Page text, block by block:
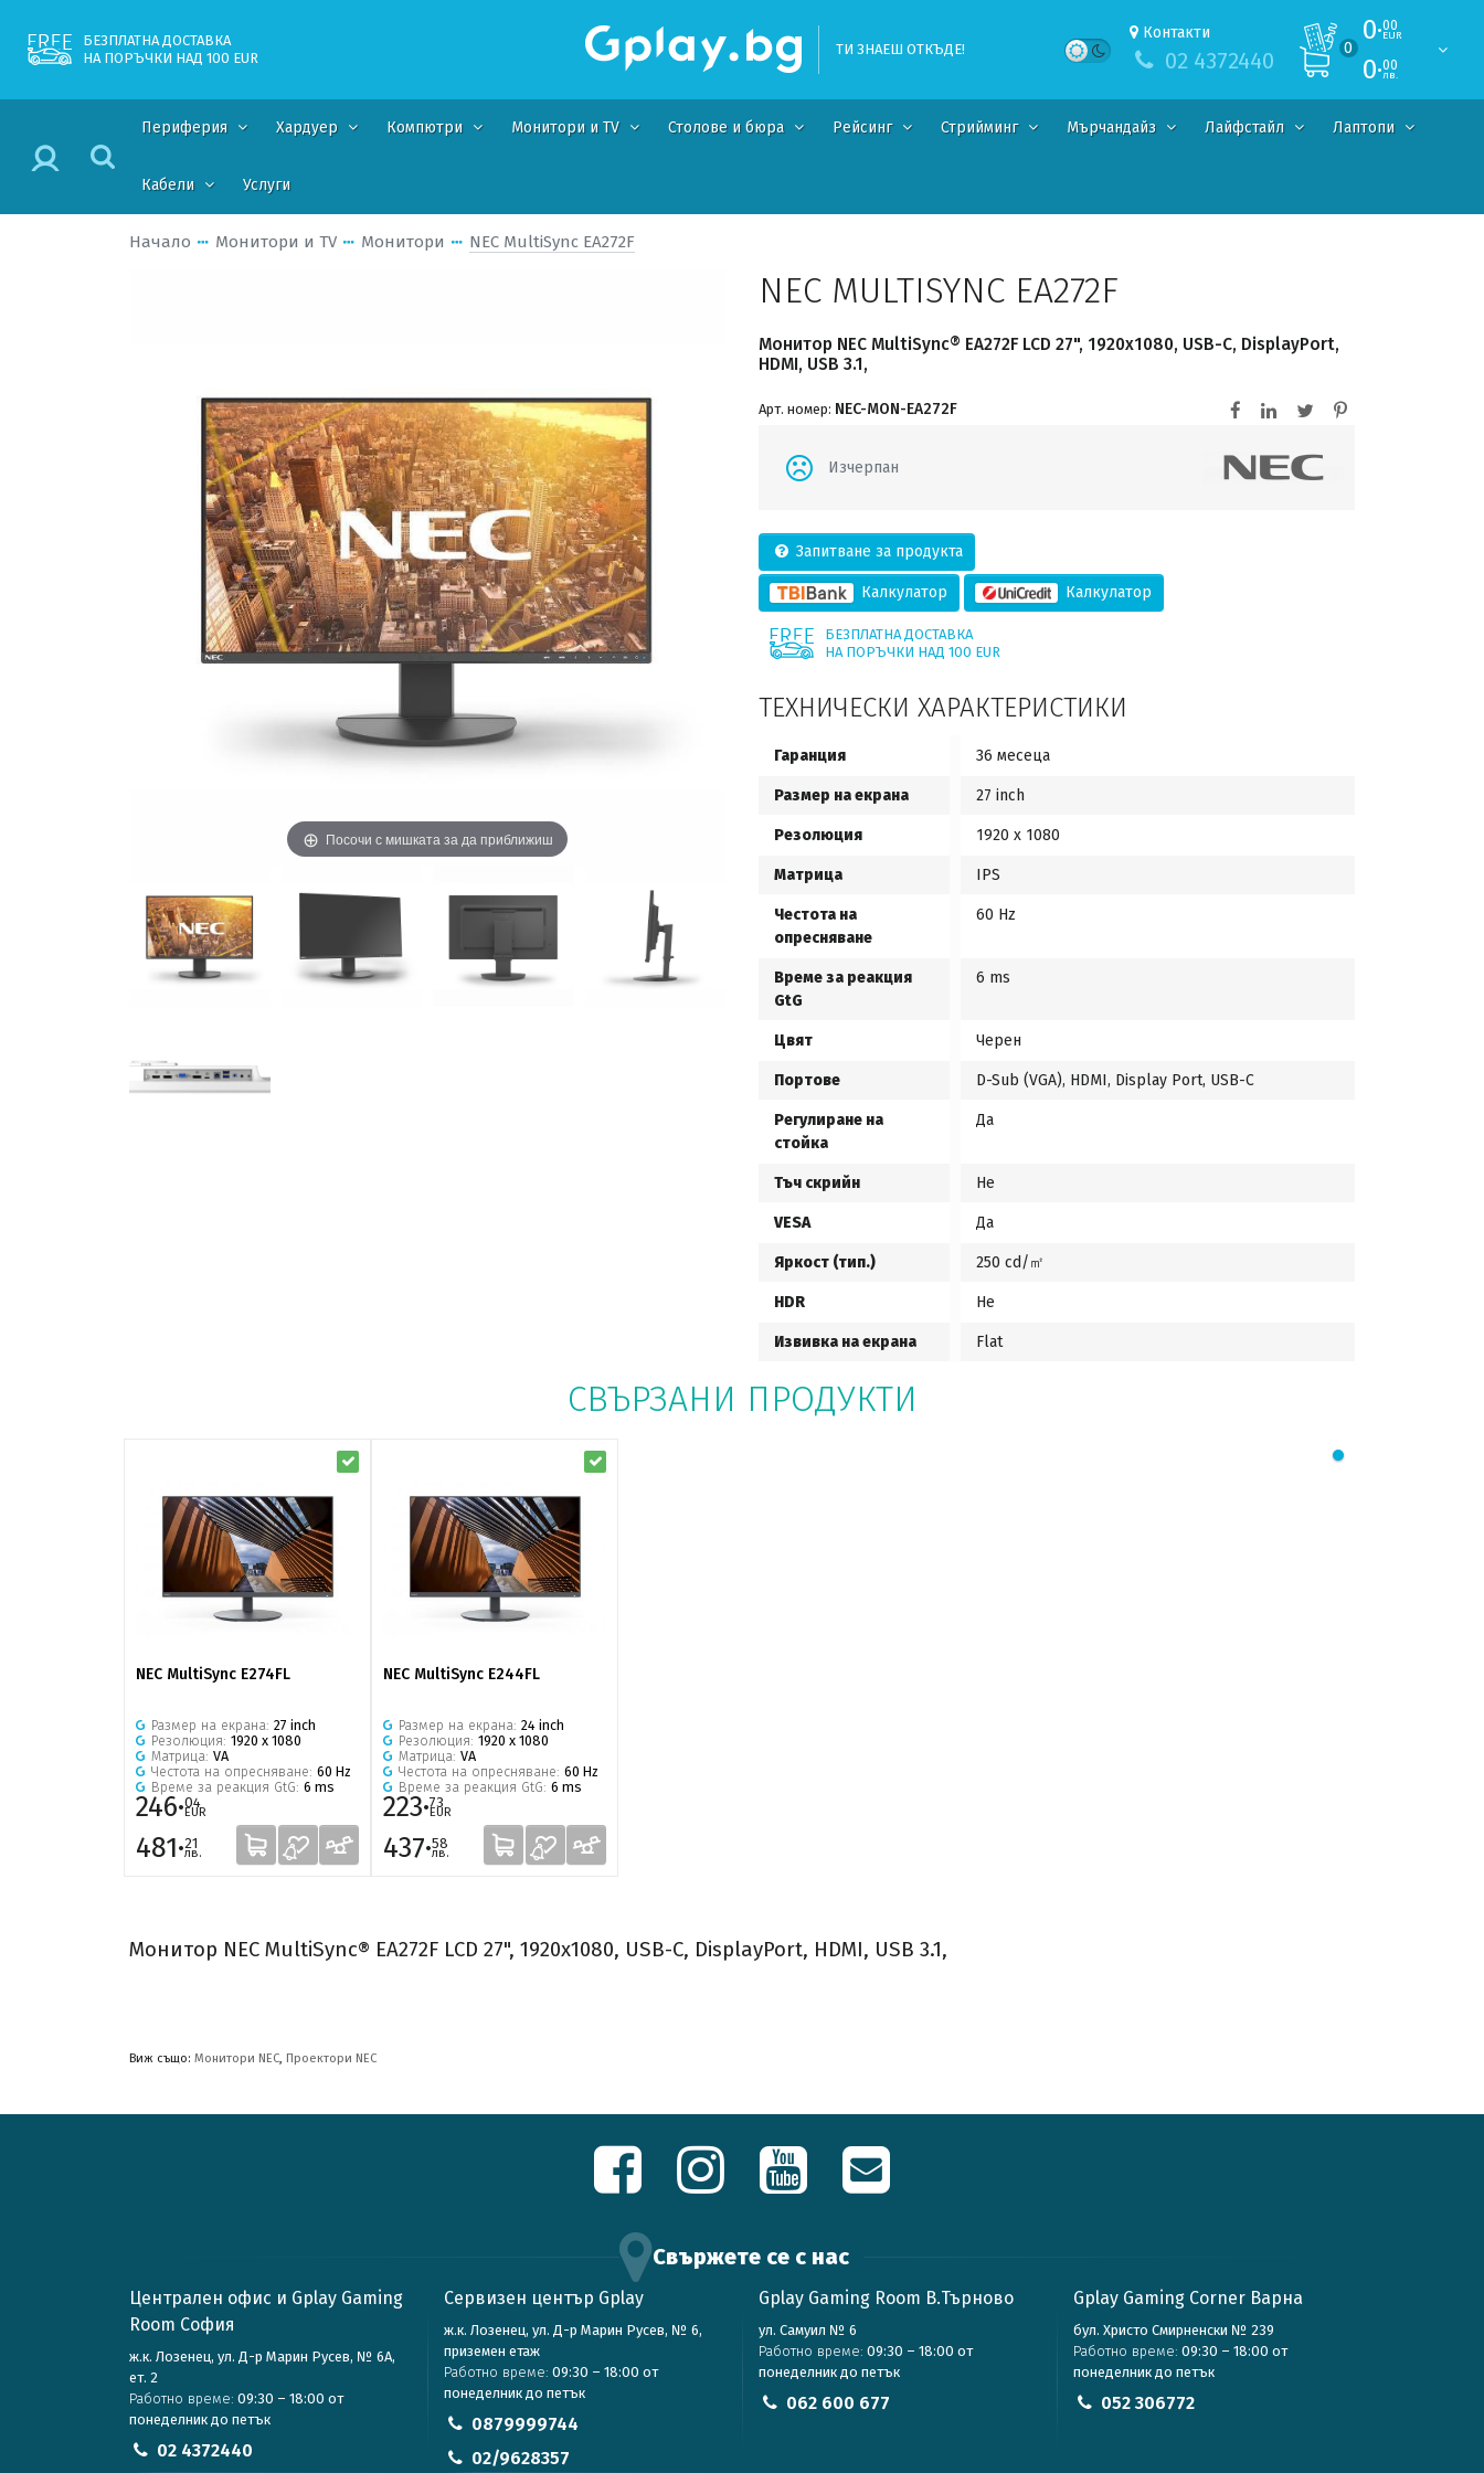
БЕЗПЛАТНА ДОСТАВКА
НА ПОРЪЧКИ НАД 100 EUR
ТИ ЗНАЕШ ОТКЪДЕ!
Контакти
02 4372440 0
0·00
EUR
0·00
лв.
Периферия Хардуер Компютри Монитори и TV Столове и бюра Рейсинг Стрийминг Мърчандайз Лайфстайл Лаптопи
Кабели Услуги
Начало Монитори и TV Монитори NEC MultiSync EA272F
Посочи с мишката за да приближиш
NEC MULTISYNC EA272F
Монитор NEC MultiSync® EA272F LCD 27", 1920x1080, USB-C, DisplayPort,
HDMI, USB 3.1,
Арт. номер: NEC-MON-EA272F
Изчерпан
Запитване за продукта
Калкулатор Калкулатор
БЕЗПЛАТНА ДОСТАВКА
НА ПОРЪЧКИ НАД 100 EUR
ТЕХНИЧЕСКИ ХАРАКТЕРИСТИКИ
Гаранция 36 месеца
Размер на екрана 27 inch
Резолюция 1920 x 1080
Матрица IPS
Честота на
опресняване
60 Hz
Време за реакция
GtG
6 ms
Цвят Черен
Портове D-Sub (VGA), HDMI, Display Port, USB-C
Регулиране на
стойка
Да
Тъч скрийн Не
VESA Да
Яркост (тип.) 250 cd/㎡
HDR Не
Извивка на екрана Flat
СВЪРЗАНИ ПРОДУКТИ
NEC MultiSync E274FL
Размер на екрана: 27 inch
Резолюция: 1920 x 1080
Матрица: VA
Честота на опресняване: 60 Hz
Време за реакция GtG: 6 ms
246·04
EUR
481·21
лв.
NEC MultiSync E244FL
Размер на екрана: 24 inch
Резолюция: 1920 x 1080
Матрица: VA
Честота на опресняване: 60 Hz
Време за реакция GtG: 6 ms
223·73
EUR
437·58
лв.
Монитор NEC MultiSync® EA272F LCD 27", 1920x1080, USB-C, DisplayPort, HDMI, USB 3.1,
Виж също: Монитори NEC, Проектори NEC
Свържете се с нас
Централен офис и Gplay Gaming
Room София
ж.к. Лозенец, ул. Д-р Марин Русев, № 6А,
ет. 2
Работно време: 09:30 – 18:00 от
понеделник до петък
02 4372440
Сервизен център Gplay
ж.к. Лозенец, ул. Д-р Марин Русев, № 6,
приземен етаж
Работно време: 09:30 – 18:00 от
понеделник до петък
0879999744
02/9628357
Gplay Gaming Room В.Търново
ул. Самуил № 6
Работно време: 09:30 – 18:00 от
понеделник до петък
062 600 677
Gplay Gaming Corner Варна
бул. Христо Смирненски № 239
Работно време: 09:30 – 18:00 от
понеделник до петък
052 306772